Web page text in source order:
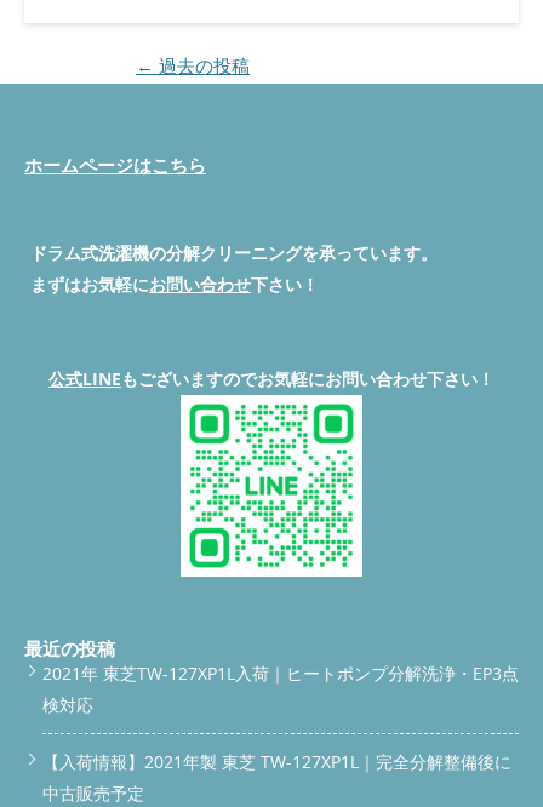
業者」選びで迷ったときは、実績数と専用設備の有無を基準にす
るのがおすすめです。BUZZ PRO LABは月間40〜50台の分解実績
LINEまたはお電話で症状をご連絡 出張診断、またはガレージへ
Q. モーターの異音を放置するとどうなりますか？ A. 悪化すると
完全に動かなくなったり、最悪の場合は発煙・発火の危険もあり
ます。異音に気づいたら早めのご相談をおすすめします。 Q. ド
いですか？ A. ガレージへの持ち込みの方が費用を抑えられま
す。運搬が難しい場合はご自宅まで引き取りに伺います。 Q. 対
応エリアを教えてください A. 埼玉県入間市を拠点に、所沢市・
狭山市・飯能市・青梅市などの近隣市はもちろん、関東全域（埼
玉・東京・神奈川・千葉・群馬・栃木の一部）に対応していま
す。 まとめ 試運転時の異音は、モーターかVベルトの劣化を教え
てくれるサインです。今回のNA-VX800ARのように、新品部品へ
の交換で異音がゼロになるケースは少なくありません。ドラム洗
濯機が壊れた、中古への買い替えを検討している、という方も、
際に数多くのドラム式洗濯機を分解してきた経験から、「見える
部分だけ拭いても再発する」ことを確認しています。だからこ
している方にとって、購入前にどこまで整備されているかは重要
替えかで迷う方も多いですが、BUZZ PRO LABでは中古買取・中
古販売の両方に対応しています。専用ガレージで整備済みの中古
のご相談も無料 整備済みの販売中古機一覧は、こちらの専用ペ
ージからご覧いただけます。 ▶ 整備済み中古ドラム洗濯機の一
覧を見る リサイクルショップ感覚で気軽に見に来ていただける
オンラインショップもございます。 ▶ BUZZオンラインショップ
はこちら 持ち込みも引き取りも、どちらも対応可能 専用ガレー
ジがあるので、「ドラム洗濯機の持ち込み分解整備洗浄」をご希
望の方はガレージまで直接お越しいただけます。もちろん、ご自
宅までの引き取りにも対応しています。 ガレージへの持ち込み
修理・持ち込み整備 ご自宅からの引き取り対応 関東全域対応
（近隣エリアはもちろん、広域のご相談も歓迎） 「ドラム式洗
ください。写真を送っていただくだけでも、大まかな判断が可能
です。 料金の目安をまず知りたい方はこちら 料金表を見る サー
ビス詳細はこちら BUZZ アカデミー｜ドラム洗濯機分解スクール
の技術を学びたい方向けに、実際の機体を使った実践型のカリキ
ュラムを提供しており、これから独立を目指す方の研究施設とし
音、この3項目を1台ずつ手作業でチェックしてから店頭に並べて
います。今回は人気機種「パナソニック NA-VX800AR」の分解整
ム洗濯機壊れた…」買い替えのサイン 分解するからこそわかる、
さらに関東全域に対応している便利屋BUZZの中古ドラム式洗濯
機専門ブランドが「BUZZ PRO LAB」です。国内初のドラム洗濯
と中古整備・販売を行っています。整備士は自社スクール
「BUZZ アカデミー（ドラム洗濯機分解スクール）」で技術を習
得し、ドラム洗濯機の構造だけを研究する研究施設を持っている
のも、他のドラム洗濯機中古販売店にはない特徴です。 経営革
新計画承認証明書（埼玉県知事承認 中古整備販売） ② 水漏れチ
ェックの流れ 結論、水漏れの有無は「実際に水を流して背面を
目視する」以外に確実な方法はありません。カタログスペックを
見ても水漏れの有無はわかりませんし、外観だけでは絶対に判断
できないからです。 給水ホース・排水ホースの接続部を分解し
て確認 実際に注水し、背面パネルを外した状態で漏れをチェッ
絶対に水漏れがわかりません。だからこそ分解しての確認が欠か
せないのです。 ③ 乾燥機能のチェックの流れ 結論、乾燥はヒー
ターやフィルター、風路の埃詰まりが一番の落とし穴です。ここ
が詰まっていると、どんなに高性能な機種でも仕上がりに差が出
転を行い、時間と仕上がりを確認 ヒーターの温度上昇に異常が
ないか確認 分解整備後のNA-VX800AR本体 「ドラム式洗濯機 分
投稿ナビゲーション
← 過去の投稿
ホームページはこちら
ドラム式洗濯機の分解クリーニングを承っています。
まずはお気軽にお問い合わせ下さい！
公式LINEもございますのでお気軽にお問い合わせ下さい！
最近の投稿
2021年 東芝TW-127XP1L入荷｜ヒートポンプ分解洗浄・EP3点
検対応
【入荷情報】2021年製 東芝 TW-127XP1L｜完全分解整備後に
中古販売予定